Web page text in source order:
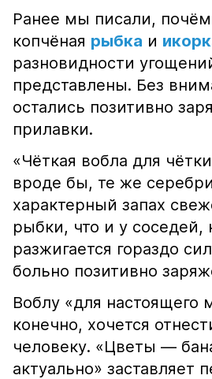
Ранее мы писали,
копчёная рыбка и
разновидности
представлены. Без
остались позитивно
прилавки.
«Чёткая вобла для
вроде бы, те же
характерный запах
рыбки, что и у соседей,
разжигается гораздо
больно позитивно
Воблу «для настоящего
конечно, хочется
человеку. «Цветы —
актуально» заставляет